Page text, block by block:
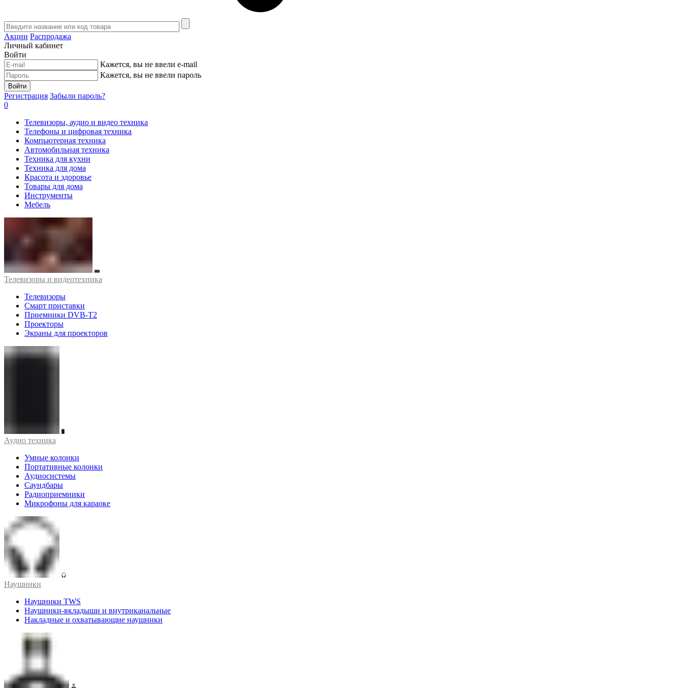
Акции Распродажа
Личный кабинет
Войти
Кажется, вы не ввели e-mail
Кажется, вы не ввели пароль
Войти
Регистрация Забыли пароль?
0
Телевизоры, аудио и видео техника
Телефоны и цифровая техника
Компьютерная техника
Автомобильная техника
Техника для кухни
Техника для дома
Красота и здоровье
Товары для дома
Инструменты
Мебель
Телевизоры и видеотехника
Телевизоры
Смарт приставки
Приемники DVB-T2
Проекторы
Экраны для проекторов
Аудио техника
Умные колонки
Портативные колонки
Аудиосистемы
Саундбары
Радиоприемники
Микрофоны для караоке
Наушники
Наушники TWS
Наушники-вкладыши и внутриканальные
Накладные и охватывающие наушники